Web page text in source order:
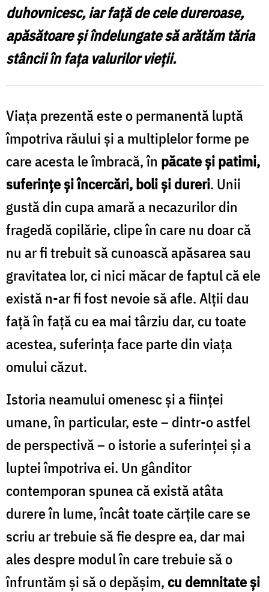
ale
Sfântului
Porfirie
Kavsokalivitul
Foto:
Bogdan
Bulgariu
duhovnicesc, iar față de cele dureroase,
apăsătoare și îndelungate să arătăm tăria
stâncii în fața valurilor vieții.
Viața prezentă este o permanentă luptă
împotriva răului și a multiplelor forme pe
care acesta le îmbracă, în păcate și patimi,
suferințe și încercări, boli și dureri. Unii
gustă din cupa amară a necazurilor din
fragedă copilărie, clipe în care nu doar că
nu ar fi trebuit să cunoască apăsarea sau
gravitatea lor, ci nici măcar de faptul că ele
există n-ar fi fost nevoie să afle. Alții dau
față în față cu ea mai târziu dar, cu toate
acestea, suferința face parte din viața
omului căzut.
Istoria neamului omenesc și a ființei
umane, în particular, este – dintr-o astfel
de perspectivă – o istorie a suferinței și a
luptei împotriva ei. Un gânditor
contemporan spunea că există atâta
durere în lume, încât toate cărțile care se
scriu ar trebuie să fie despre ea, dar mai
ales despre modul în care trebuie să o
înfruntăm și să o depășim,cu demnitate și